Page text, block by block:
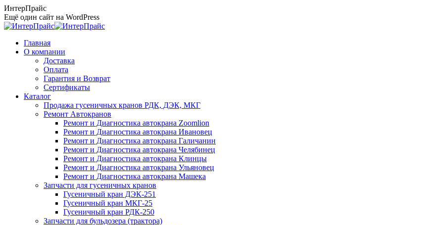
Перейти
к
содержанию
ИнтерПрайс
Ещё один сайт на WordPress
Главная
О компании
Доставка
Оплата
Гарантия и Возврат
Сертификаты
Каталог
Продажа гусеничных кранов РДК, ДЭК, МКГ
Ремонт Автокранов
Ремонт и Диагностика автокрана Zoomlion
Ремонт и Диагностика автокрана Ивановец
Ремонт и Диагностика автокрана Галичанин
Ремонт и Диагностика автокрана Челябинец
Ремонт и Диагностика автокрана Клинцы
Ремонт и Диагностика автокрана Ульяновец
Ремонт и Диагностика автокрана Машека
Запчасти для гусеничных кранов
Гусеничный кран ДЭК-251
Гусеничный кран МКГ-25
Гусеничный кран РДК-250
Запчасти для бульдозера (трактора)